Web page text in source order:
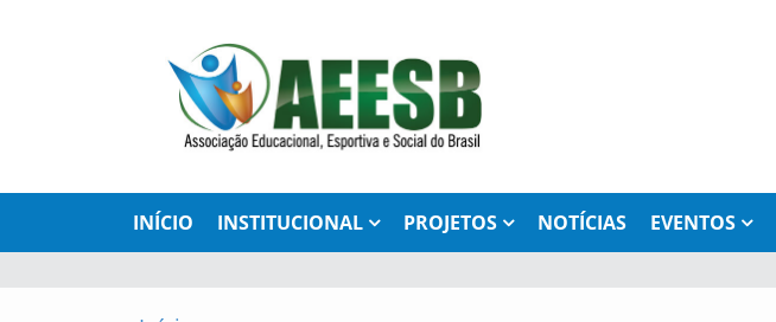
INÍCIO INSTITUCIONAL PROJETOS NOTÍCIAS EVENTOS